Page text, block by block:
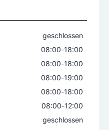
geschlossen
08:00-18:00
08:00-18:00
08:00-19:00
08:00-18:00
08:00-12:00
geschlossen